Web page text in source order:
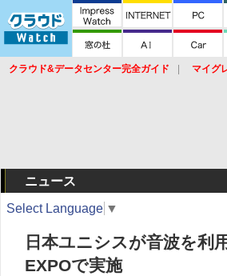
クラウド&データセンター完全ガイド マイグ
ニュース
Select Language ▼
日本ユニシスが音波を利
EXPOで実施